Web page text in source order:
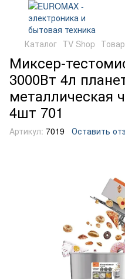
Каталог TV Shop
Миксер-
3000Вт 4л
металлическая
4шт 701
Артикул: 7019 Оставить